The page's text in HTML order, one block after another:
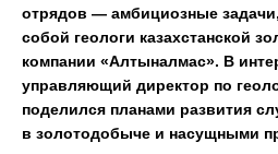
отрядов — амбициозные
собой геологи казахстанской
компании «Алтыналмас». В
управляющий директор по
поделился планами развития
в золотодобыче и насущными